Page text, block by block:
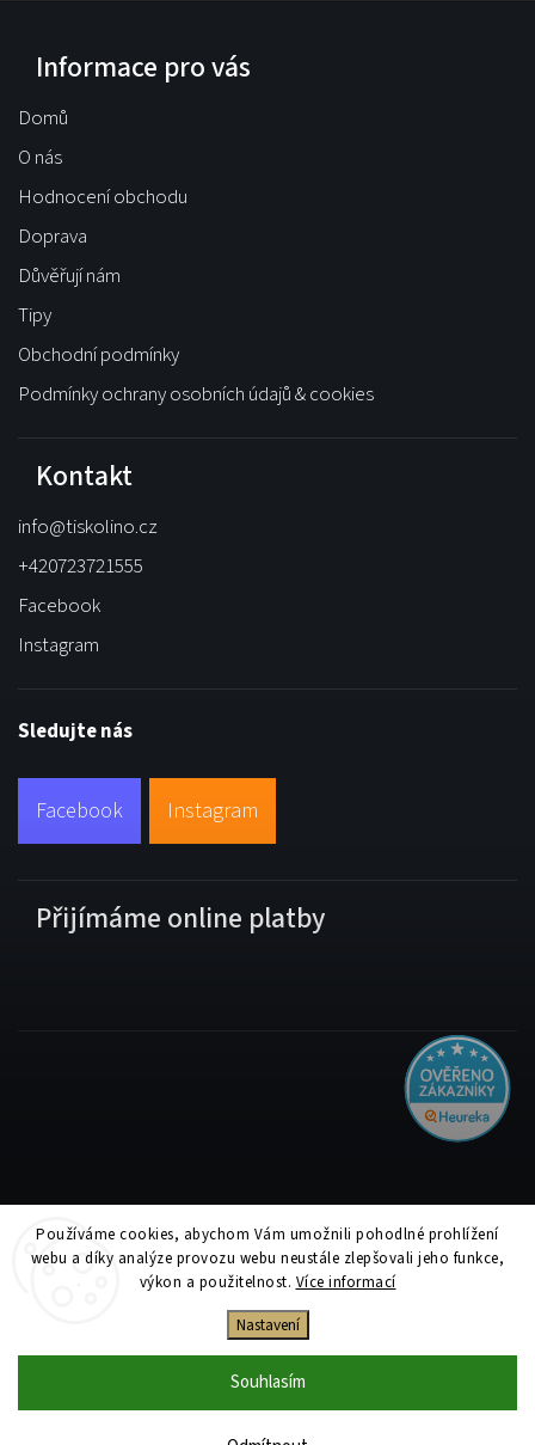
Používáme cookies, abychom Vám umožnili pohodlné prohlížení
webu a díky analýze provozu webu neustále zlepšovali jeho funkce,
výkon a použitelnost. Více informací
Nastavení
Souhlasím
Informace pro vás
Domů
O nás
Hodnocení obchodu
Doprava
Důvěřují nám
Tipy
Obchodní podmínky
Podmínky ochrany osobních údajů & cookies
Kontakt
info@tiskolino.cz
+420723721555
Facebook
Instagram
Sledujte nás
Facebook Instagram
Přijímáme online platby
Copyright 2026Tiskolino.cz. Všechna práva vyhrazena.
Upravit nastavení cookies
| DesignShoptak.cz